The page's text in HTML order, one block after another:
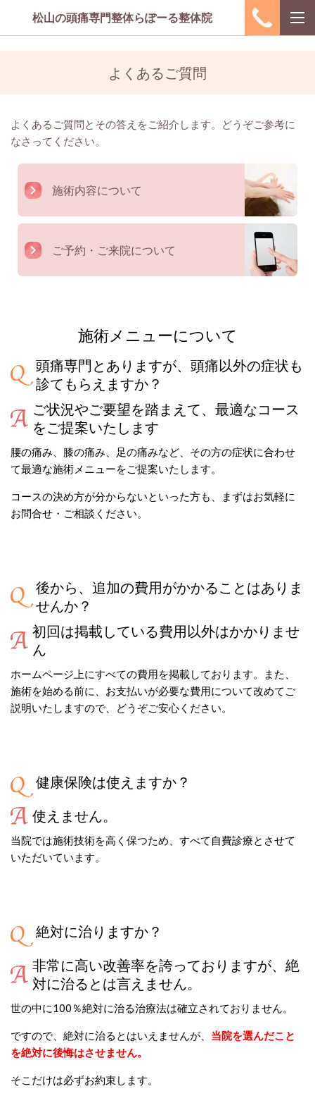
松山の頭痛専門整体らぽーる整体院
よくあるご質問
よくあるご質問とその答えをご紹介します。どうぞご参考に
なさってください。
施術内容について
ご予約・ご来院について
施術メニューについて
頭痛専門とありますが、頭痛以外の症状も
診てもらえますか？
ご状況やご要望を踏まえて、最適なコース
をご提案いたします
腰の痛み、膝の痛み、足の痛みなど、その方の症状に合わせ
て最適な施術メニューをご提案いたします。
コースの決め方が分からないといった方も、まずはお気軽に
お問合せ・ご相談ください。
後から、追加の費用がかかることはありま
せんか？
初回は掲載している費用以外はかかりませ
ん
ホームページ上にすべての費用を掲載しております。また、
施術を始める前に、お支払いが必要な費用について改めてご
説明いたしますので、どうぞご安心ください。
健康保険は使えますか？
使えません。
当院では施術技術を高く保つため、すべて自費診療とさせて
いただいています。
絶対に治りますか？
非常に高い改善率を誇っておりますが、絶
対に治るとは言えません。
世の中に100％絶対に治る治療法は確立されておりません。
ですので、絶対に治るとはいえませんが、 当院を選んだこと
を絶対に後悔はさせません。
そこだけは必ずお約束します。